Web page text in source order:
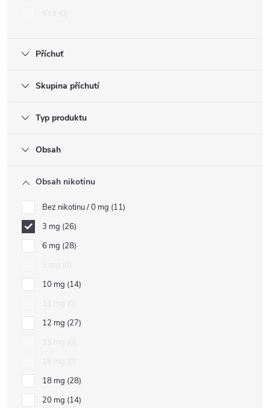
Příchuť
Skupina příchutí
Typ produktu
Obsah
Obsah nikotinu
Bez nikotinu / 0 mg 11
3 mg 26
6 mg 28
10 mg 14
12 mg 27
18 mg 28
20 mg 14